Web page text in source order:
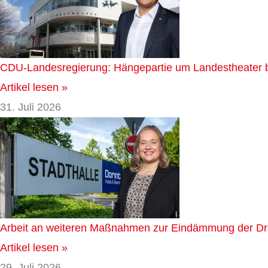
CDU-Landesregierung: Hängepartie um Landestheater
Artikel lesen »
31. Juli 2026
Arbeit an weiteren Maßnahmen zur Eindämmung der
Artikel lesen »